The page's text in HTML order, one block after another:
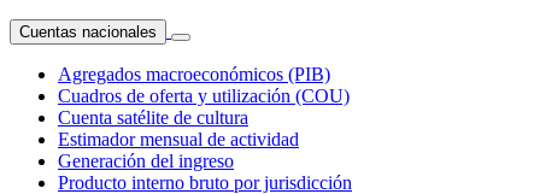
Cuentas nacionales
Agregados macroeconómicos (PIB)
Cuadros de oferta y utilización (COU)
Cuenta satélite de cultura
Estimador mensual de actividad
Generación del ingreso
Producto interno bruto por jurisdicción